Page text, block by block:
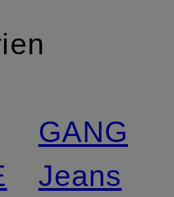
GANG
Jeans